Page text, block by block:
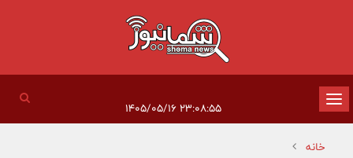
تغییر
وضعیت
ناوبری
۲۳:۰۸:۵۵ ۱۴۰۵/۰۵/۱۶
خانه